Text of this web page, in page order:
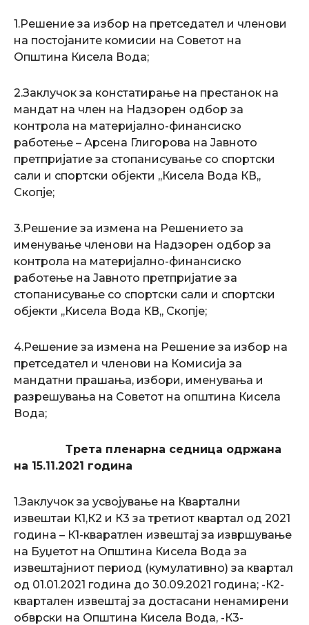
1.Решение за избор на претседател и членови
на постојаните комисии на Советот на
Општина Кисела Вода;
2.Заклучок за констатирање на престанок на
мандат на член на Надзорен одбор за
контрола на материјално-финансиско
работење – Арсена Глигорова на Јавното
претпријатие за стопанисување со спортски
сали и спортски објекти ,,Кисела Вода КВ,,
Скопје;
3.Решение за измена на Решението за
именување членови на Надзорен одбор за
контрола на материјално-финансиско
работење на Јавното претпријатие за
стопанисување со спортски сали и спортски
објекти ,,Кисела Вода КВ,, Скопје;
4.Решение за измена на Решение за избор на
претседател и членови на Комисија за
мандатни прашања, избори, именувања и
разрешувања на Советот на општина Кисела
Вода;
Трета пленарна седница одржана
на 15.11.2021 година
1.Заклучок за усвојување на Квартални
извештаи К1,К2 и К3 за третиот квартал од 2021
година – К1-кваратлен извештај за извршување
на Буџетот на Општина Кисела Вода за
извештајниот период (кумулативно) за квартал
од 01.01.2021 година до 30.09.2021 година; -К2-
квартален извештај за достасани ненамирени
обврски на Општина Кисела Вода, -К3-